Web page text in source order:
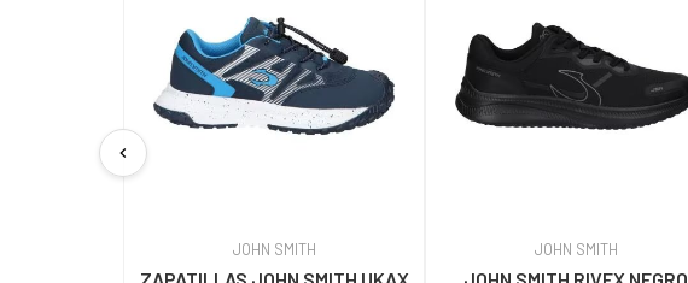
chevron_left
JOHN SMITH JOHN SMITH